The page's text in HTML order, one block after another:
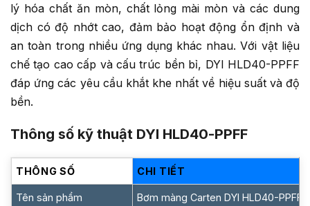
lý hóa chất ăn mòn, chất lỏng mài mòn và các dung
dịch có độ nhớt cao, đảm bảo hoạt động ổn định và
an toàn trong nhiều ứng dụng khác nhau. Với vật liệu
chế tạo cao cấp và cấu trúc bền bỉ, DYI HLD40-PPFF
đáp ứng các yêu cầu khắt khe nhất về hiệu suất và độ
bền.
Thông số kỹ thuật DYI HLD40-PPFF
THÔNG SỐ CHI TIẾT
Tên sản phẩm Bơm màng Carten DYI HLD40-PPFF